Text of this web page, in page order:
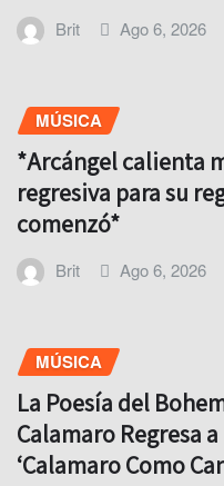
Brit Ago 6, 2026
MÚSICA
*Arcángel calienta
regresiva para su
comenzó*
Brit Ago 6, 2026
MÚSICA
La Poesía del
Calamaro Regresa
‘Calamaro Como